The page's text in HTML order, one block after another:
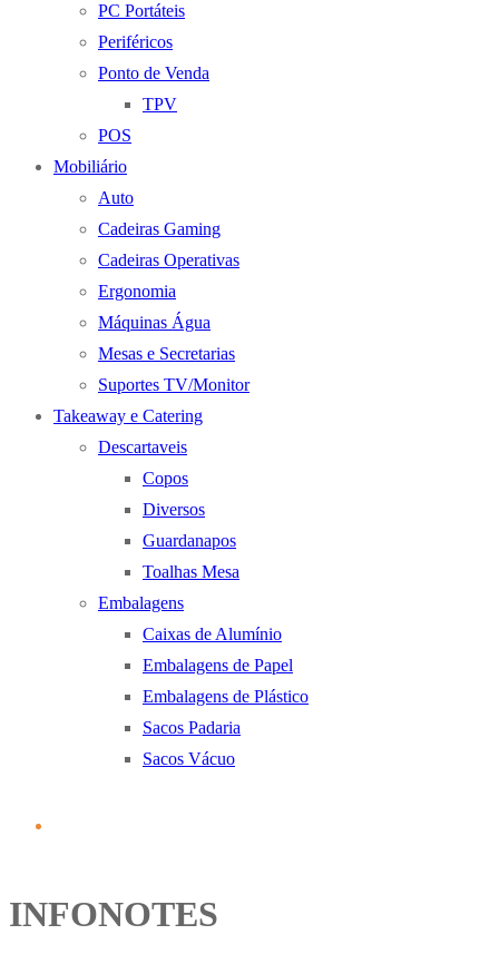
PC Portáteis
Periféricos
Ponto de Venda
TPV
POS
Mobiliário
Auto
Cadeiras Gaming
Cadeiras Operativas
Ergonomia
Máquinas Água
Mesas e Secretarias
Suportes TV/Monitor
Takeaway e Catering
Descartaveis
Copos
Diversos
Guardanapos
Toalhas Mesa
Embalagens
Caixas de Alumínio
Embalagens de Papel
Embalagens de Plástico
Sacos Padaria
Sacos Vácuo
INFONOTES